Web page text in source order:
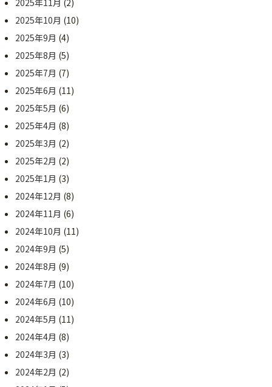
2025年11月 (2)
2025年10月 (10)
2025年9月 (4)
2025年8月 (5)
2025年7月 (7)
2025年6月 (11)
2025年5月 (6)
2025年4月 (8)
2025年3月 (2)
2025年2月 (2)
2025年1月 (3)
2024年12月 (8)
2024年11月 (6)
2024年10月 (11)
2024年9月 (5)
2024年8月 (9)
2024年7月 (10)
2024年6月 (10)
2024年5月 (11)
2024年4月 (8)
2024年3月 (3)
2024年2月 (2)